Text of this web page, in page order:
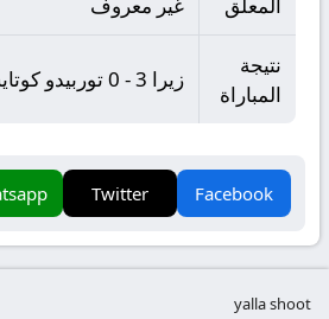
نتيجة
المباراة
زيرا 3 - 0 توربيدو كوتايسي
Facebook
Twitter
yalla shoot